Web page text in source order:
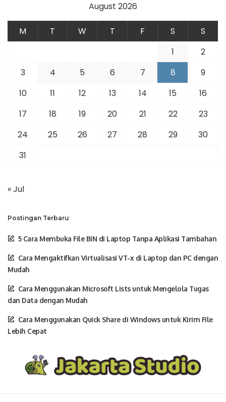
August 2026
M T W T F S
S
1
2
3
4 5 6 7 8
9
10
11 12 13 14 15
16
17
18 19 20 21 22
23
24
25 26 27 28 29
30
31
« Jul
Postingan Terbaru
5 Cara Membuka File BIN di Laptop Tanpa Aplikasi Tambahan
Cara Mengaktifkan Virtualisasi VT-x di Laptop dan PC dengan
Mudah
Cara Menggunakan Microsoft Lists untuk Mengelola Tugas
dan Data dengan Mudah
Cara Menggunakan Quick Share di Windows untuk Kirim File
Lebih Cepat